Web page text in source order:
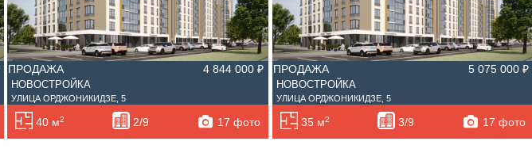
ПРОДАЖА 4 844 000 ₽
НОВОСТРОЙКА
УЛИЦА ОРДЖОНИКИДЗЕ, 5
40 м2 2/9 17 фото
ПРОДАЖА 5 075 000 ₽
НОВОСТРОЙКА
УЛИЦА ОРДЖОНИКИДЗЕ, 5
35 м2 3/9 17 фото